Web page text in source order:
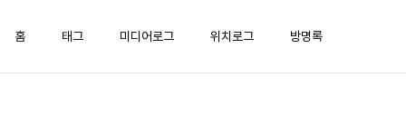
홈 태그 미디어로그 위치로그 방명록